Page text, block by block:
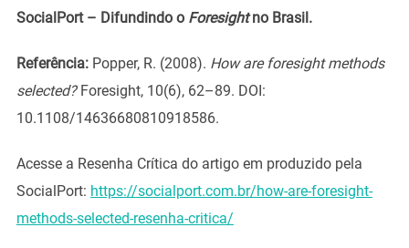
SocialPort – Difundindo o Foresightno Brasil.
Referência:Popper, R. (2008). How are foresight methods
selected?Foresight, 10(6), 62–89. DOI:
10.1108/14636680810918586.
Acesse a Resenha Crítica do artigo em produzido pela
SocialPort: https://socialport.com.br/how-are-foresight-
methods-selected-resenha-critica/